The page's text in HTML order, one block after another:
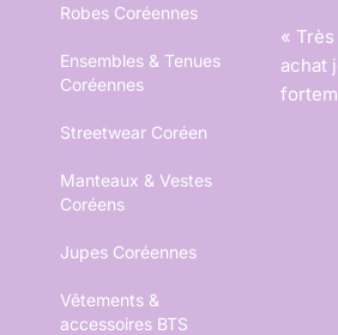
Robes Coréennes
Ensembles & Tenues
Coréennes
Streetwear Coréen
Manteaux & Vestes
Coréens
Jupes Coréennes
Vêtements &
accessoires BTS
«
achat